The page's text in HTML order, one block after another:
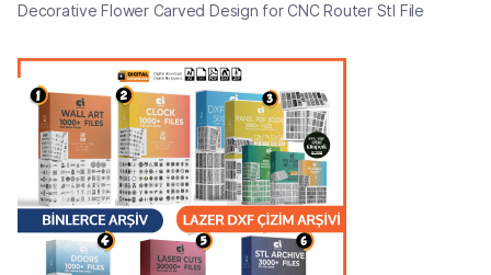
Decorative Flower Carved Design for CNC Router Stl File